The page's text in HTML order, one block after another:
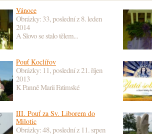
Vánoce
Obrázky: 33, poslední z 8. leden
2014
A Slovo se stalo tělem...
Pouť Koclířov
Obrázky: 11, poslední z21. říjen
2013
K Panně Marii Fatimské
III. Pouť za Sv. Liborem do
Milotic
Obrázky: 48, poslední z 11. srpen